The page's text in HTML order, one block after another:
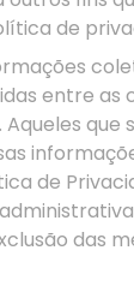
de
entre as
que
de
das